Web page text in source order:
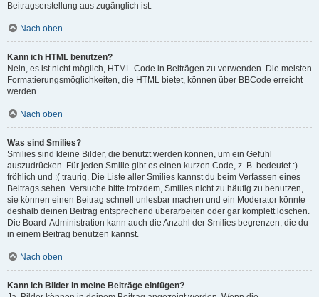
Beitragserstellung aus zugänglich ist.
Nach oben
Kann ich HTML benutzen?
Nein, es ist nicht möglich, HTML-Code in Beiträgen zu verwenden. Die meisten
Formatierungsmöglichkeiten, die HTML bietet, können über BBCode erreicht
werden.
Nach oben
Was sind Smilies?
Smilies sind kleine Bilder, die benutzt werden können, um ein Gefühl
auszudrücken. Für jeden Smilie gibt es einen kurzen Code, z. B. bedeutet :)
fröhlich und :( traurig. Die Liste aller Smilies kannst du beim Verfassen eines
Beitrags sehen. Versuche bitte trotzdem, Smilies nicht zu häufig zu benutzen,
sie können einen Beitrag schnell unlesbar machen und ein Moderator könnte
deshalb deinen Beitrag entsprechend überarbeiten oder gar komplett löschen.
Die Board-Administration kann auch die Anzahl der Smilies begrenzen, die du
in einem Beitrag benutzen kannst.
Nach oben
Kann ich Bilder in meine Beiträge einfügen?